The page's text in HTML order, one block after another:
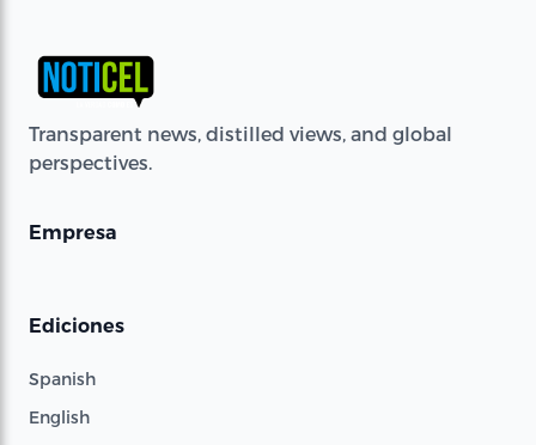
Transparent news, distilled views, and global
perspectives.
Empresa
Ediciones
Spanish
English